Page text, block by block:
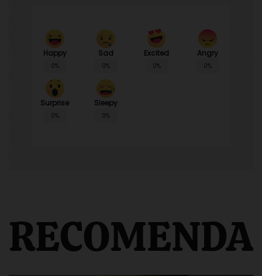
Happy
0%
Sad
0%
Excited
0%
Angry
0%
Surprise
0%
Sleepy
0%